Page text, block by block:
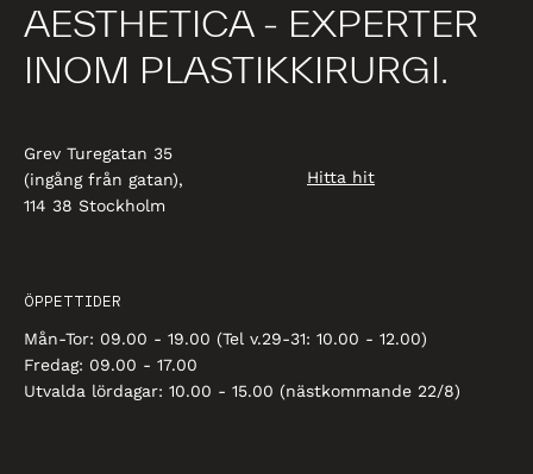
AESTHETICA - EXPERTER
INOM PLASTIKKIRURGI.
Grev Turegatan 35
(ingång från gatan),
114 38 Stockholm
Hitta hit
ÖPPETTIDER
Mån-Tor: 09.00 - 19.00 (Tel v.29-31: 10.00 - 12.00)
Fredag: 09.00 - 17.00
Utvalda lördagar: 10.00 - 15.00 (nästkommande 22/8)